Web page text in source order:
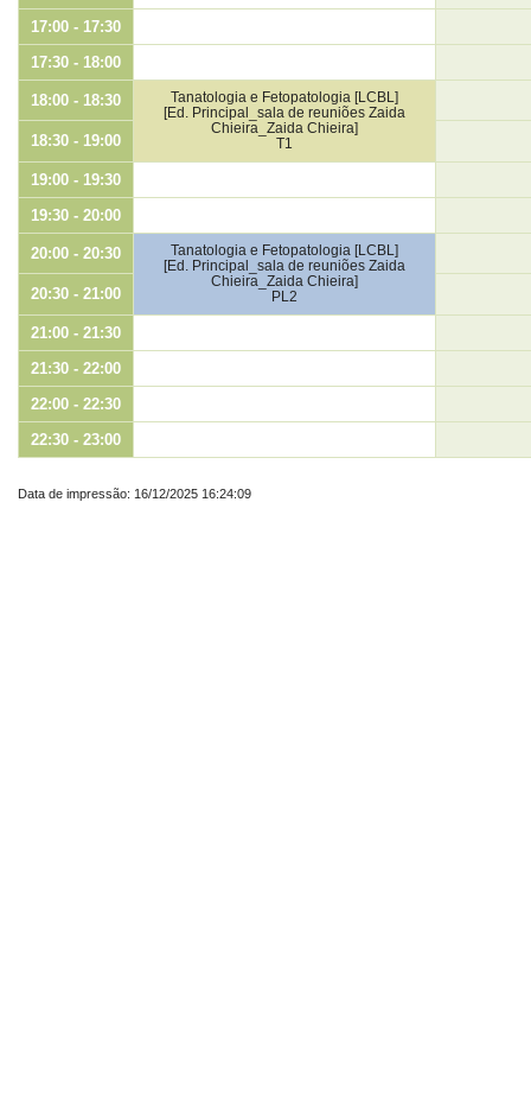
17:00 - 17:30
17:30 - 18:00
18:00 - 18:30
Tanatologia e Fetopatologia [LCBL]
[Ed. Principal_sala de reuniões Zaida
Chieira_Zaida Chieira]
T1
18:30 - 19:00
19:00 - 19:30
19:30 - 20:00
20:00 - 20:30
Tanatologia e Fetopatologia [LCBL]
[Ed. Principal_sala de reuniões Zaida
Chieira_Zaida Chieira]
PL2
20:30 - 21:00
21:00 - 21:30
21:30 - 22:00
22:00 - 22:30
22:30 - 23:00
Data de impressão: 16/12/2025 16:24:09